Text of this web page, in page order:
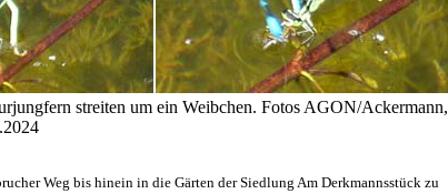
streiten um ein Weibchen. Fotos AGON/Ackermann,
Weg bis hinein in die Gärten der Siedlung Am Derkmannsstück zu